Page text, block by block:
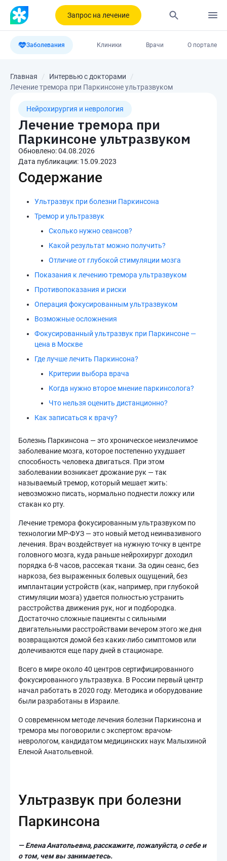
Запрос на лечение
Заболевания Клиники Врачи О портале
Главная
Интервью с докторами
Лечение тремора при Паркинсоне ультразвуком
Нейрохирургия и неврология
Лечение тремора при
Паркинсоне ультразвуком
Обновлено:04.08.2026
Дата публикации: 15.09.2023
Содержание
Ультразвук при болезни Паркинсона
Тремор и ультразвук
Сколько нужно сеансов?
Какой результат можно получить?
Отличие от глубокой стимуляции мозга
Показания к лечению тремора ультразвуком
Противопоказания и риски
Операция фокусированным ультразвуком
Возможные осложнения
Фокусированный ультразвук при Паркинсоне —
цена в Москве
Где лучше лечить Паркинсона?
Критерии выбора врача
Когда нужно второе мнение паркинсолога?
Что нельзя оценить дистанционно?
Как записаться к врачу?
Болезнь Паркинсона — это хроническое неизлечимое
заболевание мозга, которое постепенно ухудшает
способность человека двигаться. При этом
заболевании возникает дрожание рук — так
называемый тремор, который мешает жить:
невозможно писать, нормально поднести ложку или
стакан ко рту.
Лечение тремора фокусированным ультразвуком по
технологии МР-ФУЗ — это новый метод неинвазивного
лечения. Врач воздействует на нужную точку в центре
головного мозга, куда раньше нейрохирург доходил
порядка 6-8 часов, рассекая ткани. За один сеанс, без
наркоза, без выраженных болевых ощущений, без
имплантации устройств (как, например, при глубокой
стимуляции мозга) удается полностью устранить
расстройства движения рук, ног и подбородка.
Достаточно сложные пациенты с сильными
двигательными расстройствами вечером этого же дня
возвращаются домой без каких-либо симптомов или
долечиваются еще пару дней в стационаре.
Всего в мире около 40 центров сертифицированного
фокусированного ультразвука. В России первый центр
начал работать в 2020 году. Методика и оборудование
были разработаны в Израиле.
О современном методе лечения болезни Паркинсона и
тремора мы поговорили с экспертом: врачом-
неврологом, кандидатом медицинских наук Малыхиной
Еленой Анатольевной.
Ультразвук при болезни
Паркинсона
— Елена Анатольевна, расскажите, пожалуйста, о себе и
о том, чем вы занимаетесь.